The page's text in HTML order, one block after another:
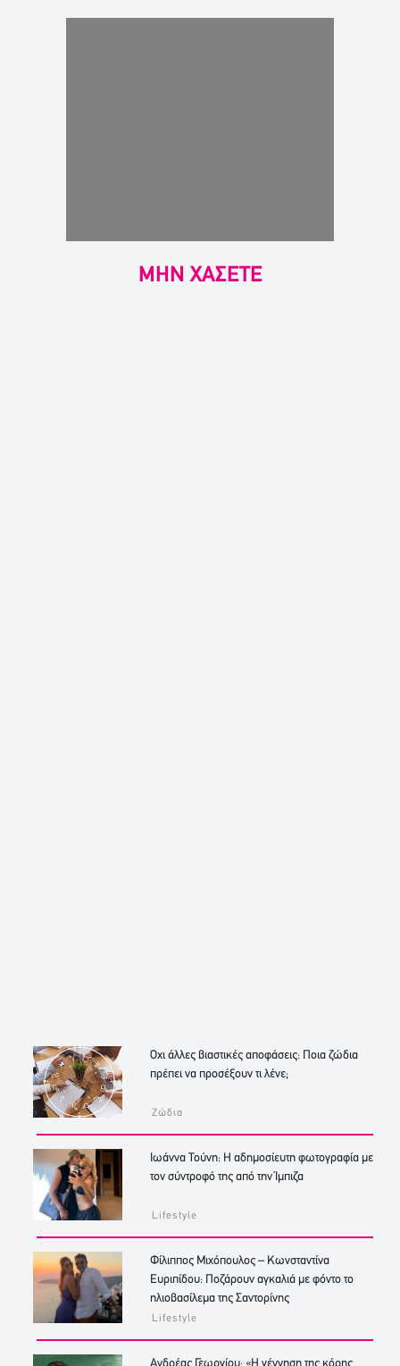
ΜΗΝ ΧΑΣΕΤΕ
Όχι άλλες βιαστικές αποφάσεις: Ποια ζώδια
πρέπει να προσέξουν τι λένε;
Ζώδια
Ιωάννα Τούνη: Η αδημοσίευτη φωτογραφία με
τον σύντροφό της από την Ίμπιζα
Lifestyle
Φίλιππος Μιχόπουλος – Κωνσταντίνα
Ευριπίδου: Ποζάρουν αγκαλιά με φόντο το
ηλιοβασίλεμα της Σαντορίνης
Lifestyle